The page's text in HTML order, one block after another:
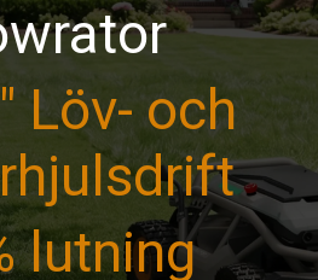
Löv- och
lutning